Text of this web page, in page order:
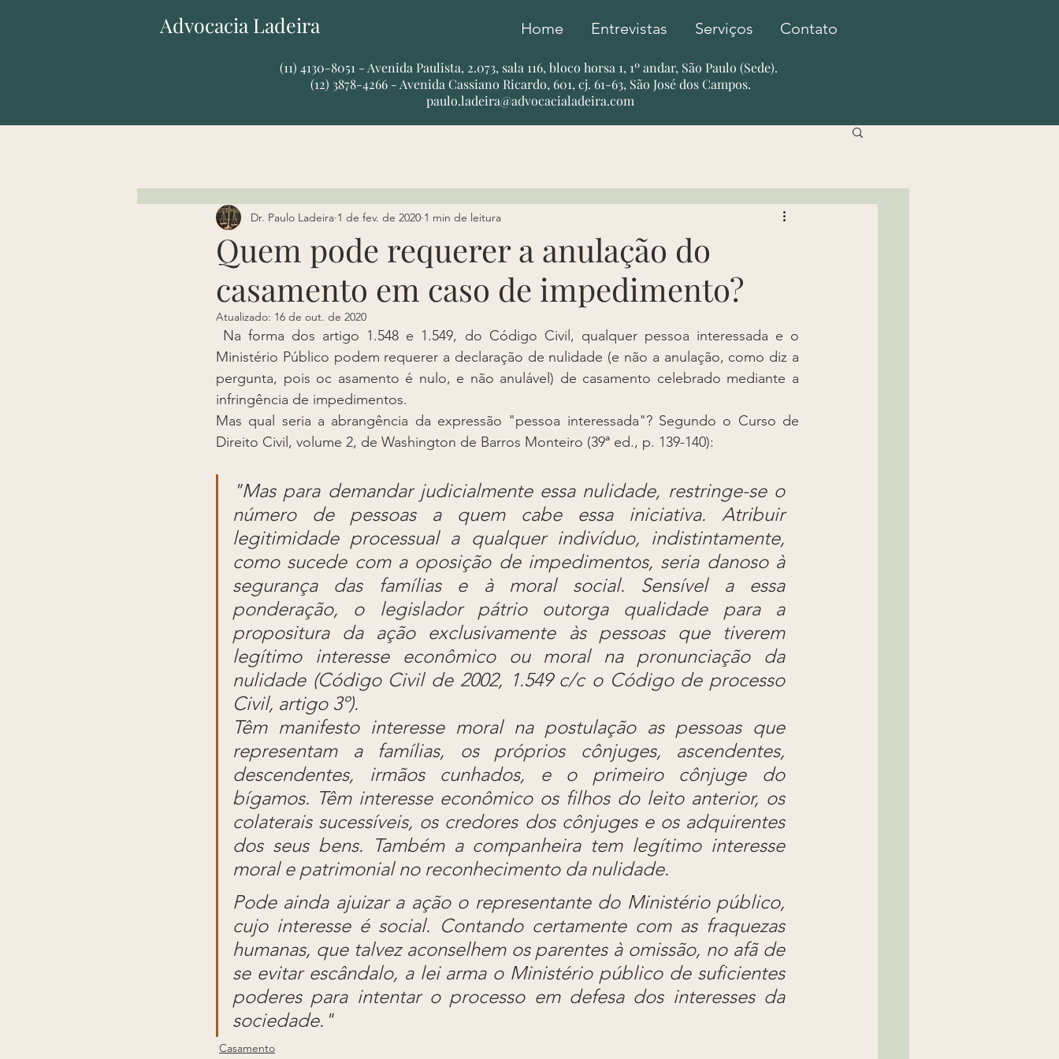
Advocacia Ladeira Home Entrevistas Serviços Contato
​​(11) 4130-8051 - Avenida Paulista, 2.073, sala 116, bloco horsa 1, 1º andar, São Paulo (Sede).
(12) 3878-4266 - Avenida Cassiano Ricardo, 601, cj. 61-63, São José dos Campos.
paulo.ladeira@advocacialadeira.com
Quem pode requerer a anulação do
casamento em caso de impedimento?
Dr. Paulo Ladeira 1 de fev. de 2020 1 min de leitura
Atualizado: 16 de out. de 2020
Ministério Público podem requerer a declaração de nulidade (e não a anulação, como diz a
pergunta, pois oc asamento é nulo, e não anulável) de casamento celebrado mediante a
infringência de impedimentos.
Mas qual seria a abrangência da expressão "pessoa interessada"? Segundo o Curso de
Direito Civil, volume 2, de Washington de Barros Monteiro (39ª ed., p. 139-140):
"Mas para demandar judicialmente essa nulidade, restringe-se o
número de pessoas a quem cabe essa iniciativa. Atribuir
legitimidade processual a qualquer indivíduo, indistintamente,
como sucede com a oposição de impedimentos, seria danoso à
segurança das famílias e à moral social. Sensível a essa
ponderação, o legislador pátrio outorga qualidade para a
propositura da ação exclusivamente às pessoas que tiverem
legítimo interesse econômico ou moral na pronunciação da
nulidade (Código Civil de 2002, 1.549 c/c o Código de processo
Civil, artigo 3º).
Têm manifesto interesse moral na postulação as pessoas que
representam a famílias, os próprios cônjuges, ascendentes,
descendentes, irmãos cunhados, e o primeiro cônjuge do
bígamos. Têm interesse econômico os filhos do leito anterior, os
colaterais sucessíveis, os credores dos cônjuges e os adquirentes
dos seus bens. Também a companheira tem legítimo interesse
moral e patrimonial no reconhecimento da nulidade.
Pode ainda ajuizar a ação o representante do Ministério público,
cujo interesse é social. Contando certamente com as fraquezas
humanas, que talvez aconselhem os parentes à omissão, no afã de
se evitar escândalo, a lei arma o Ministério público de suficientes
poderes para intentar o processo em defesa dos interesses da
sociedade."
Casamento